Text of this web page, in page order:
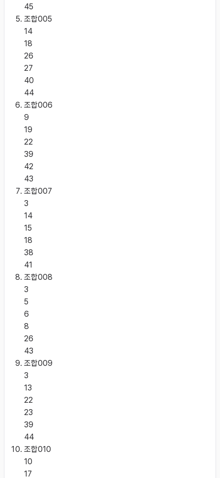
45
조합005
14
18
26
27
40
44
조합006
9
19
22
39
42
43
조합007
3
14
15
18
38
41
조합008
3
5
6
8
26
43
조합009
3
13
22
23
39
44
조합010
10
17